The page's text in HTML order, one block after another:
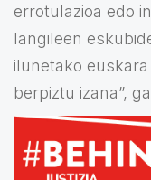
errotulazioa edo
langileen
ilunetako
berpiztu izana”,